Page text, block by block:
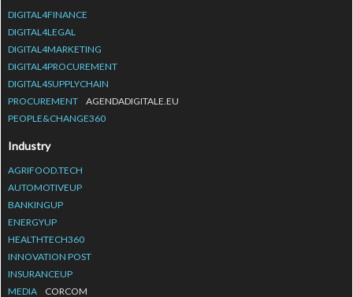
DIGITAL4FINANCE
DIGITAL4LEGAL
DIGITAL4MARKETING
DIGITAL4PROCUREMENT
DIGITAL4SUPPLYCHAIN
PROCUREMENT
AGENDADIGITALE.EU
PEOPLE&CHANGE360
Industry
AGRIFOOD.TECH
AUTOMOTIVEUP
BANKINGUP
ENERGYUP
HEALTHTECH360
INNOVATION POST
INSURANCEUP
MEDIA
CORCOM